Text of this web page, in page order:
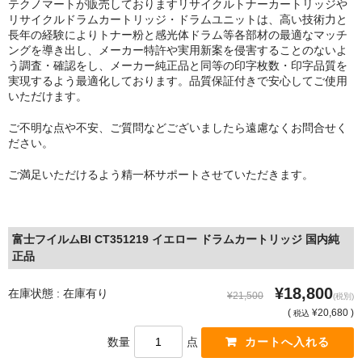
テクノマートが販売しておりますリサイクルトナーカートリッジや
リサイクルドラムカートリッジ・ドラムユニットは、高い技術力と
長年の経験によりトナー粉と感光体ドラム等各部材の最適なマッチ
ングを導き出し、メーカー特許や実用新案を侵害することのないよ
う調査・確認をし、メーカー純正品と同等の印字枚数・印字品質を
実現するよう最適化しております。品質保証付きで安心してご使用
いただけます。
ご不明な点や不安、ご質問などございましたら遠慮なくお問合せく
ださい。
ご満足いただけるよう精一杯サポートさせていただきます。
富士フイルムBI CT351219 イエロー ドラムカートリッジ 国内純
正品
在庫状態 : 在庫有り ¥21,500 ¥18,800(税別)
( 税込 ¥20,680 )
数量 点